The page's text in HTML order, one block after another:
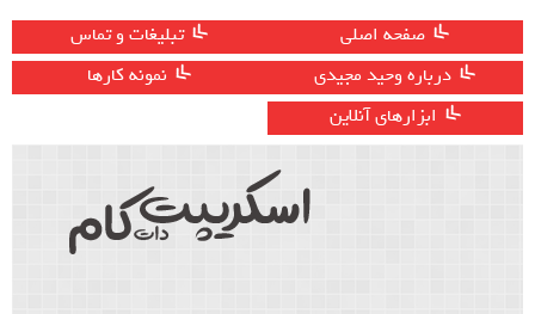
صفحه اصلی
تبلیغات و تماس
درباره وحید مجیدی
نمونه کارها
ابزارهای آنلاین